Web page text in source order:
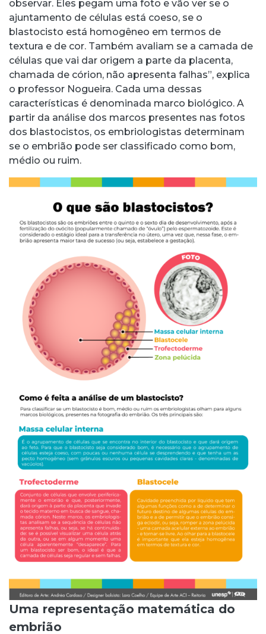
observar. Eles pegam uma foto e vão ver se o
ajuntamento de células está coeso, se o
blastocisto está homogêneo em termos de
textura e de cor. Também avaliam se a camada de
células que vai dar origem a parte da placenta,
chamada de córion, não apresenta falhas”, explica
o professor Nogueira. Cada uma dessas
características é denominada marco biológico. A
partir da análise dos marcos presentes nas fotos
dos blastocistos, os embriologistas determinam
se o embrião pode ser classificado como bom,
médio ou ruim.
Uma representação matemática do
embrião